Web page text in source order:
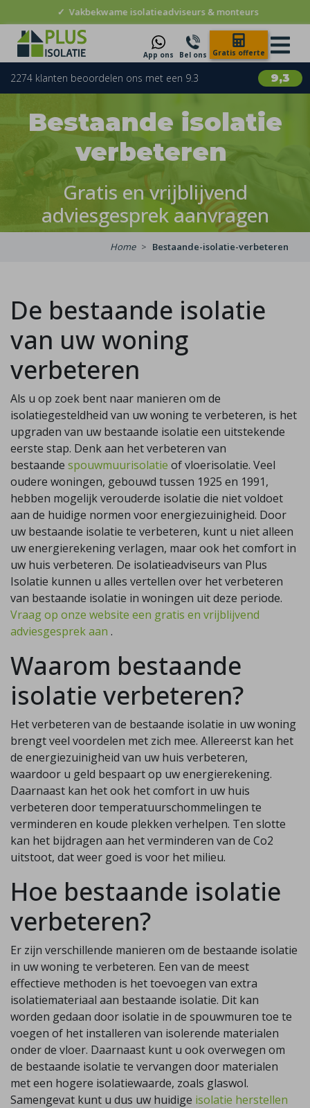
✓ Vakbekwame isolatieadviseurs & monteurs
App ons Bel ons Gratis offerte
9,3
2274 klanten beoordelen ons met een 9.3
Bestaande isolatie
verbeteren
Gratis en vrijblijvend
adviesgesprek aanvragen
Home Bestaande-isolatie-verbeteren
De bestaande isolatie
van uw woning
verbeteren
Als u op zoek bent naar manieren om de
isolatiegesteldheid van uw woning te verbeteren, is het
upgraden van uw bestaande isolatie een uitstekende
eerste stap. Denk aan het verbeteren van
bestaande spouwmuurisolatie of vloerisolatie. Veel
oudere woningen, gebouwd tussen 1925 en 1991,
hebben mogelijk verouderde isolatie die niet voldoet
aan de huidige normen voor energiezuinigheid. Door
uw bestaande isolatie te verbeteren, kunt u niet alleen
uw energierekening verlagen, maar ook het comfort in
uw huis verbeteren. De isolatieadviseurs van Plus
Isolatie kunnen u alles vertellen over het verbeteren
van bestaande isolatie in woningen uit deze periode.
Vraag op onze website een gratis en vrijblijvend
adviesgesprek aan .
Waarom bestaande
isolatie verbeteren?
Het verbeteren van de bestaande isolatie in uw woning
brengt veel voordelen met zich mee. Allereerst kan het
de energiezuinigheid van uw huis verbeteren,
waardoor u geld bespaart op uw energierekening.
Daarnaast kan het ook het comfort in uw huis
verbeteren door temperatuurschommelingen te
verminderen en koude plekken verhelpen. Ten slotte
kan het bijdragen aan het verminderen van de Co2
uitstoot, dat weer goed is voor het milieu.
Hoe bestaande isolatie
verbeteren?
Er zijn verschillende manieren om de bestaande isolatie
in uw woning te verbeteren. Een van de meest
effectieve methoden is het toevoegen van extra
isolatiemateriaal aan bestaande isolatie. Dit kan
worden gedaan door isolatie in de spouwmuren toe te
voegen of het installeren van isolerende materialen
onder de vloer. Daarnaast kunt u ook overwegen om
de bestaande isolatie te vervangen door materialen
met een hogere isolatiewaarde, zoals glaswol.
Samengevat kunt u dus uw huidige isolatie herstellen